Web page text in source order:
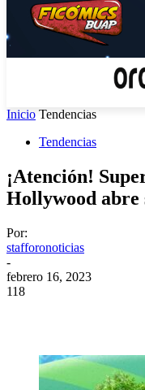
Inicio Tendencias
Tendencias
¡Atención!
Hollywood abre
Por:
stafforonoticias
-
febrero 16, 2023
118